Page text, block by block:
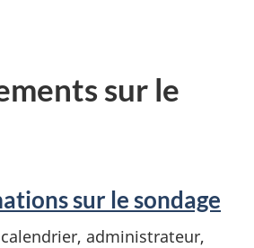
sur le
sur le sondage
administrateur,